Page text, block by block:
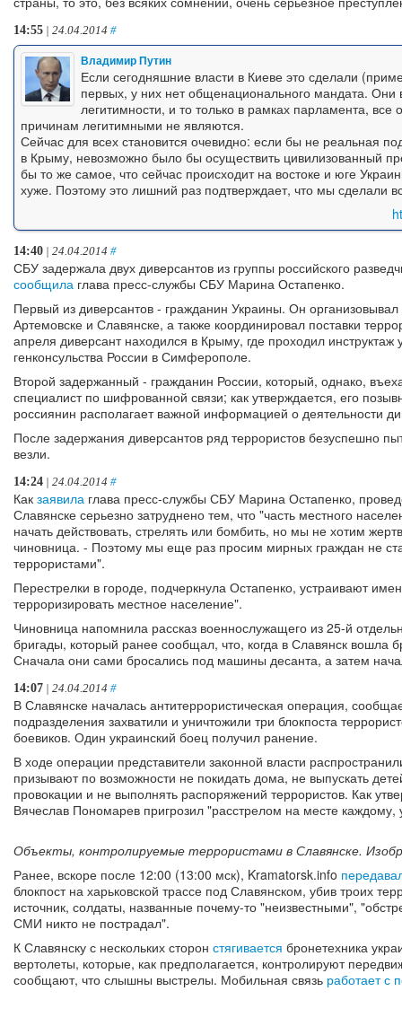
14:55 | 24.04.2014 #
Владимир Путин
Если сегодняшние власти в Киеве это сделали
первых, у них нет общенационального мандата.
легитимности, и то только в рамках парламента,
причинам легитимными не являются.
Сейчас для всех становится очевидно: если бы не реальная
в Крыму, невозможно было бы осуществить цивилизованный
бы то же самое, что сейчас происходит на востоке и юге
хуже. Поэтому это лишний раз подтверждает, что мы сделали
14:40 | 24.04.2014 #
СБУ задержала двух диверсантов из группы российского
сообщила глава пресс-службы СБУ Марина Остапенко.
Первый из диверсантов - гражданин Украины. Он
Артемовске и Славянске, а также координировал поставки
апреля диверсант находился в Крыму, где проходил инструктаж
генконсульства России в Симферополе.
Второй задержанный - гражданин России, который, однако,
специалист по шифрованной связи; как утверждается, его
россиянин располагает важной информацией о деятельности
После задержания диверсантов ряд террористов безуспешно
везли.
14:24 | 24.04.2014 #
Как заявила глава пресс-службы СБУ Марина Остапенко,
Славянске серьезно затруднено тем, что "часть местного
начать действовать, стрелять или бомбить, но мы не хотим
чиновница. - Поэтому мы еще раз просим мирных граждан не
террористами".
Перестрелки в городе, подчеркнула Остапенко, устраивают
терроризировать местное население".
Чиновница напомнила рассказ военнослужащего из 25-й
бригады, который ранее сообщал, что, когда в Славянск вошла
Сначала они сами бросались под машины десанта, а затем
14:07 | 24.04.2014 #
В Славянске началась антитеррористическая операция,
подразделения захватили и уничтожили три блокпоста
боевиков. Один украинский боец получил ранение.
В ходе операции представители законной власти
призывают по возможности не покидать дома, не выпускать
провокации и не выполнять распоряжений террористов. Как
Вячеслав Пономарев пригрозил "расстрелом на месте каждому,
Объекты, контролируемые террористами в Славянске.
Ранее, вскоре после 12:00 (13:00 мск), Kramatorsk.info
блокпост на харьковской трассе под Славянском, убив троих
источник, солдаты, названные почему-то "неизвестными",
СМИ никто не пострадал".
К Славянску с нескольких сторон стягивается бронетехника
вертолеты, которые, как предполагается, контролируют
сообщают, что слышны выстрелы. Мобильная связь работает с